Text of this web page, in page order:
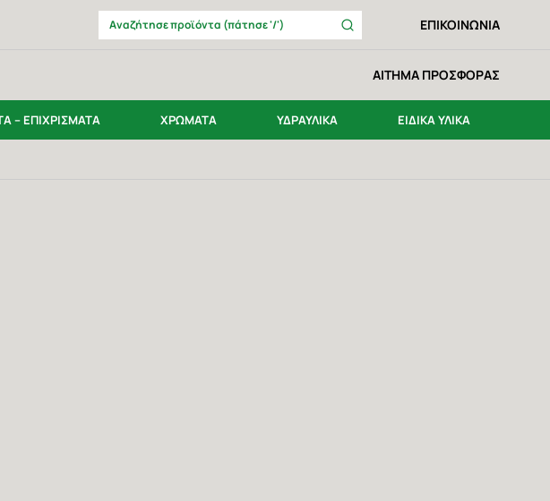
Αναζήτησε προϊόντα (πάτησε '/')
Αναζήτηση ΕΠΙΚΟΙΝΩΝΙΑ
ΑΙΤΗΜΑ ΠΡΟΣΦΟΡΑΣ
– ΕΠΙΧΡΙΣΜΑΤΑ ΧΡΩΜΑΤΑ ΥΔΡΑΥΛΙΚΑ ΕΙΔΙΚΑ ΥΛΙΚΑ